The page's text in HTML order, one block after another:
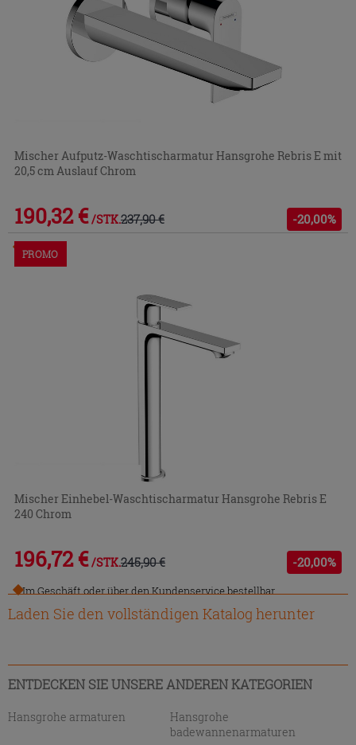
Mischer Aufputz-Waschtischarmatur Hansgrohe Rebris E mit
20,5 cm Auslauf Chrom
190,32 € /STK.237,90 € -20,00%
Im Geschäft oder über den Kundenservice bestellbar
PROMO
Mischer Einhebel-Waschtischarmatur Hansgrohe Rebris E
240 Chrom
196,72 € /STK.245,90 € -20,00%
Im Geschäft oder über den Kundenservice bestellbar
Laden Sie den vollständigen Katalog herunter
ENTDECKEN SIE UNSERE ANDEREN KATEGORIEN
Hansgrohe armaturen
Hansgrohe
badewannenarmaturen